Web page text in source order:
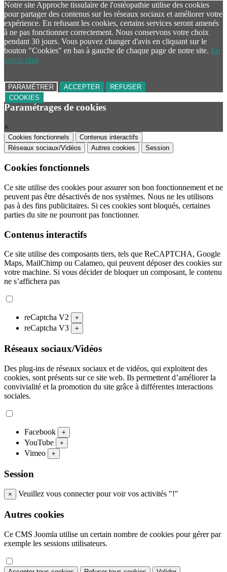
Notre site Approche tissulaire de l'ostéopathie utilise des cookies
pour partager des contenus sur les réseaux sociaux et améliorer votre
expérience. En refusant les cookies, certains services seront amenés
à ne pas fonctionner correctement. Nous conservons votre choix
pendant 30 jours. Vous pouvez changer d'avis en cliquant sur le
bouton "Cookies" en bas à gauche de chaque page de notre site. En
savoir plus
PARAMÉTRER ACCEPTER
REFUSER
COOKIES
Paramétrages de cookies
×
Cookies fonctionnels
Contenus interactifs
Réseaux sociaux/Vidéos
Autres cookies Session
Cookies fonctionnels
Ce site utilise des cookies pour assurer son bon fonctionnement et ne
peuvent pas être désactivés de nos systèmes. Nous ne les utilisons
pas à des fins publicitaires. Si ces cookies sont bloqués, certaines
parties du site ne pourront pas fonctionner.
Contenus interactifs
Ce site utilise des composants tiers, tels que ReCAPTCHA, Google
Maps, MailChimp ou Calameo, qui peuvent déposer des cookies sur
votre machine. Si vous décider de bloquer un composant, le contenu
ne s’affichera pas
reCaptcha V2 +
reCaptcha V3 +
Réseaux sociaux/Vidéos
Des plug-ins de réseaux sociaux et de vidéos, qui exploitent des
cookies, sont présents sur ce site web. Ils permettent d’améliorer la
convivialité et la promotion du site grâce à différentes interactions
sociales.
Facebook +
YouTube +
Vimeo +
Session
× Veuillez vous connecter pour voir vos activités "!"
Autres cookies
Ce CMS Joomla utilise un certain nombre de cookies pour gérer par
exemple les sessions utilisateurs.